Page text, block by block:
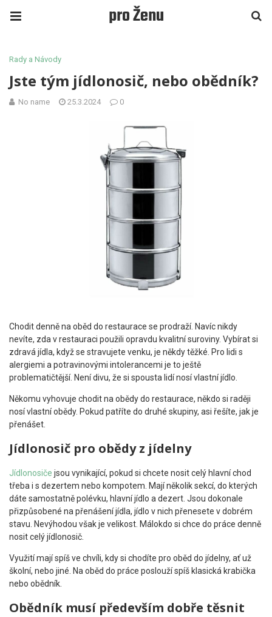
pro Ženu
Rady a Návody
Jste tým jídlonosič, nebo obědník?
No name 25.3.2024 0
Chodit denně na oběd do restaurace se prodraží. Navíc nikdy
nevíte, zda v restauraci použili opravdu kvalitní suroviny. Vybírat si
zdravá jídla, když se stravujete venku, je někdy těžké. Pro lidi s
alergiemi a potravinovými intolerancemi je to ještě
problematičtější. Není divu, že si spousta lidí nosí vlastní jídlo.
Někomu vyhovuje chodit na obědy do restaurace, někdo si raději
nosí vlastní obědy. Pokud patříte do druhé skupiny, asi řešíte, jak je
přenášet.
Jídlonosič pro obědy z jídelny
Jídlonosiče jsou vynikající, pokud si chcete nosit celý hlavní chod
třeba i s dezertem nebo kompotem. Mají několik sekcí, do kterých
dáte samostatně polévku, hlavní jídlo a dezert. Jsou dokonale
přizpůsobené na přenášení jídla, jídlo v nich přenesete v dobrém
stavu. Nevýhodou však je velikost. Málokdo si chce do práce denně
nosit celý jídlonosič.
Využití mají spíš ve chvíli, kdy si chodíte pro oběd do jídelny, ať už
školní, nebo jiné. Na oběd do práce poslouží spíš klasická krabička
nebo obědník.
Obědník musí především dobře těsnit